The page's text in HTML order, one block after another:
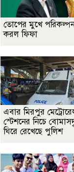
তোপের মুখে
করল ফিফা
এবার মিরপুর
স্টেশনের নিচে
ঘিরে রেখেছে পুলিশ